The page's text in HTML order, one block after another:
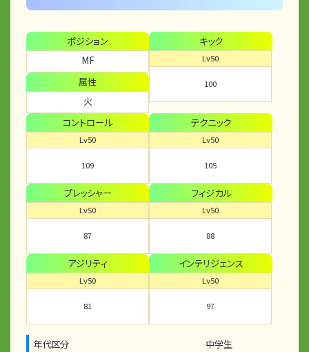
ポジション
MF
属性
火
キック
Lv50
100
コントロール
Lv50
109
テクニック
Lv50
105
プレッシャー
Lv50
87
フィジカル
Lv50
88
アジリティ
Lv50
81
インテリジェンス
Lv50
97
年代区分
中学生